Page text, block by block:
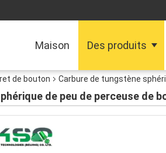
Maison Des produits
de bouton Carbure de tungstène
de peu de perceuse de